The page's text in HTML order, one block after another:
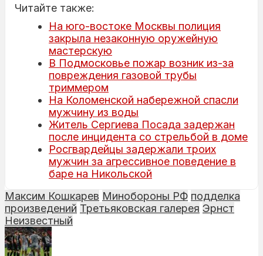
Читайте также:
На юго-востоке Москвы полиция
закрыла незаконную оружейную
мастерскую
В Подмосковье пожар возник из-за
повреждения газовой трубы
триммером
На Коломенской набережной спасли
мужчину из воды
Житель Сергиева Посада задержан
после инцидента со стрельбой в доме
Росгвардейцы задержали троих
мужчин за агрессивное поведение в
баре на Никольской
Максим Кошкарев Минобороны РФ подделка
произведений Третьяковская галерея Эрнст
Неизвестный